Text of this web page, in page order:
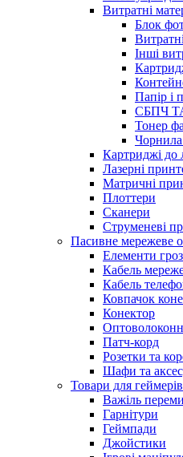
Витратні
Блок
Інші
Папір і
СБПЧ
Тонер
Чорнила
Картриджі до
Лазерні
Матричні
Плоттери
Сканери
Струменеві
Пасивне мережеве
Елементи
Кабель
Кабель
Ковпачок
Конектор
Патч-корд
Розетки та
Шафи та
Товари для геймерів
Важіль
Гарнітури
Геймпади
Джойстики